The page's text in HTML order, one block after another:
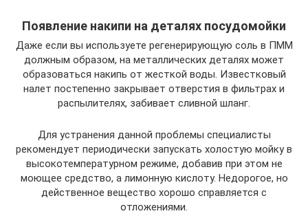
Появление накипи на деталях посудомойки
Даже если вы используете регенерирующую соль в ПММ
должным образом, на металлических деталях может
образоваться накипь от жесткой воды. Известковый
налет постепенно закрывает отверстия в фильтрах и
распылителях, забивает сливной шланг.
Для устранения данной проблемы специалисты
рекомендует периодически запускать холостую мойку в
высокотемпературном режиме, добавив при этом не
моющее средство, а лимонную кислоту. Недорогое, но
действенное вещество хорошо справляется с
отложениями.